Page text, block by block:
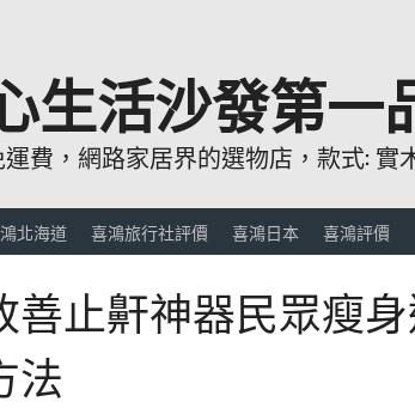
生活沙發第一
費，網路家居界的選物店，款式: 實
北海道 喜鴻旅行社評價 喜鴻日本 喜鴻評價
善止鼾神器民眾瘦
法